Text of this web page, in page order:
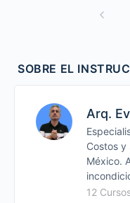
SOBRE EL
Arq.
Costos y
México.
12